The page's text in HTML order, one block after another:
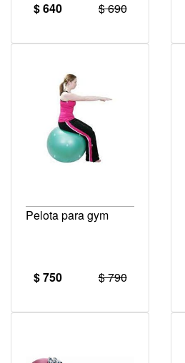
$ 640 $ 690
Pelota para gym
$ 750 $ 790